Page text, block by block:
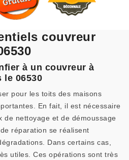
couvreur
à un couvreur à
le 06530
pour les toits des maisons
En fait, il est nécessaire
de nettoyage et de démoussage
réparation se réalisent
Dans certains cas,
utiles. Ces opérations sont très